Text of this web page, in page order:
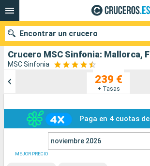
MSC Sinfonia
239 €
+ Tasas
Paga en 4 cuotas
noviembre 2026
MEJOR PRECIO
Encontrar un crucero
Fecha de salida
Puertos